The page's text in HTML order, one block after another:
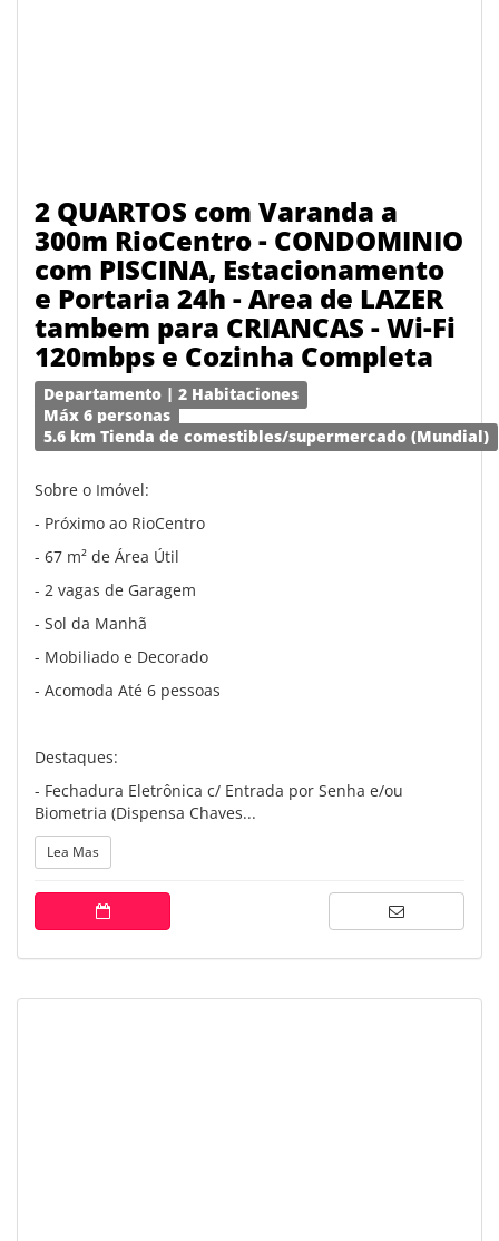
2 QUARTOS com Varanda a
300m RioCentro - CONDOMINIO
com PISCINA, Estacionamento
e Portaria 24h - Area de LAZER
tambem para CRIANCAS - Wi-Fi
120mbps e Cozinha Completa
Departamento | 2 Habitaciones
Máx 6 personas
5.6 km Tienda de comestibles/supermercado (Mundial)
Sobre o Imóvel:
- Próximo ao RioCentro
- 67 m² de Área Útil
- 2 vagas de Garagem
- Sol da Manhã
- Mobiliado e Decorado
- Acomoda Até 6 pessoas
Destaques:
- Fechadura Eletrônica c/ Entrada por Senha e/ou
Biometria (Dispensa Chaves...
Lea Mas